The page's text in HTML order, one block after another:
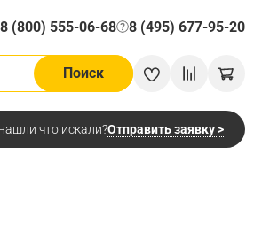
8 (800) 555-06-68 8 (495) 677-95-20
?
Поиск
что искали?Отправить заявку >